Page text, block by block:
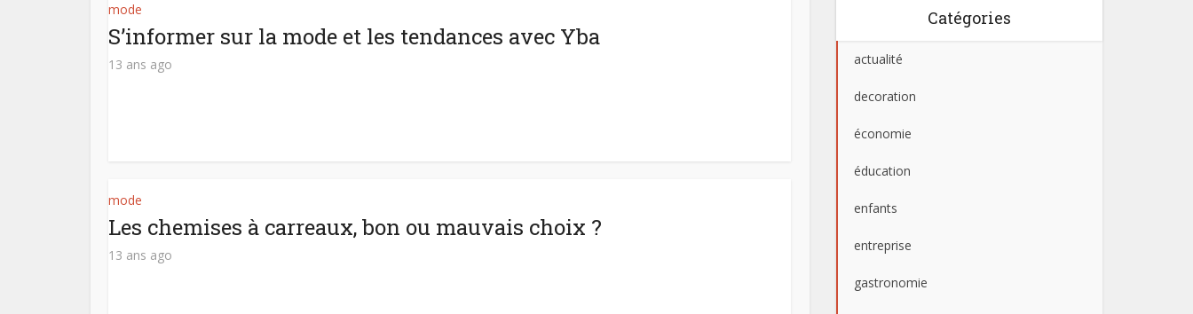
mode
S’informer sur la mode et les tendances avec Yba
13 ans ago
mode
Les chemises à carreaux, bon ou mauvais choix ?
13 ans ago
Catégories
actualité
decoration
économie
éducation
enfants
entreprise
gastronomie